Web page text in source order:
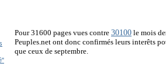
Pour 31600 pages vues contre 30100 le mois
Peuples.net ont donc confirmés leurs interêts
que ceux de septembre.